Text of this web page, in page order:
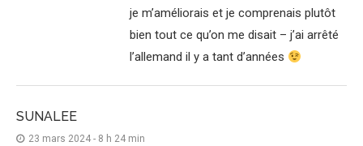
je m’améliorais et je comprenais plutôt
bien tout ce qu’on me disait – j’ai arrêté
l’allemand il y a tant d’années
SUNALEE
23 mars 2024 - 8 h 24 min